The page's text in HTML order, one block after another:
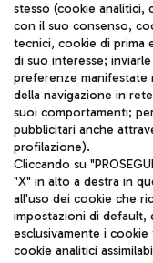
Aeroporti di Roma
stesso (cookie analitici,
con il suo consenso,
tecnici, cookie di prima
di suo interesse;
preferenze manifestate
della navigazione in
suoi comportamenti;
pubblicitari anche
profilazione).
Cliccando su
"X" in alto a destra in
all'uso dei cookie che
impostazioni di default,
esclusivamente i
cookie analitici